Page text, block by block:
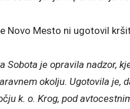
Novo Mesto ni ugotovil
Sobota je opravila nadzor,
okolju. Ugotovila je,
k. o. Krog, pod